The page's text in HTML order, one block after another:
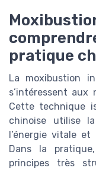
pratique
La moxibustion
s’intéressent aux
Cette technique
chinoise utilise
l’énergie vitale
Dans la
principes très